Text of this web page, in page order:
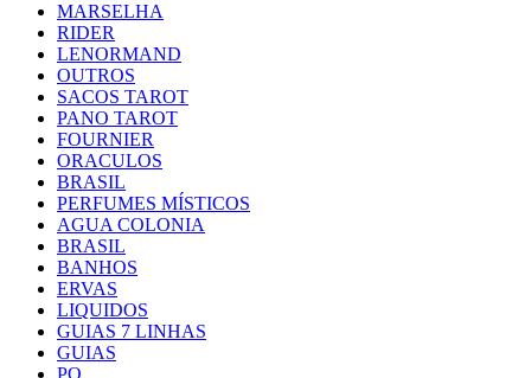
MARSELHA
RIDER
LENORMAND
OUTROS
SACOS TAROT
PANO TAROT
FOURNIER
ORACULOS
BRASIL
PERFUMES MÍSTICOS
AGUA COLONIA
BRASIL
BANHOS
ERVAS
LIQUIDOS
GUIAS 7 LINHAS
GUIAS